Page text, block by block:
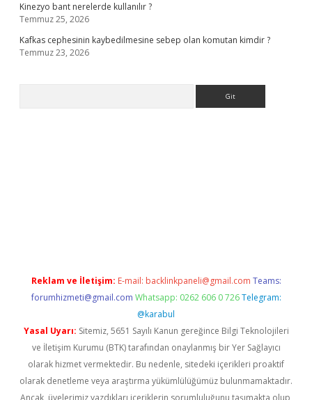
Kinezyo bant nerelerde kullanılır ?
Temmuz 25, 2026
Kafkas cephesinin kaybedilmesine sebep olan komutan kimdir ?
Temmuz 23, 2026
Reklam ve İletişim: E-mail: backlinkpaneli@gmail.com Teams:
forumhizmeti@gmail.com Whatsapp: 0262 606 0 726 Telegram:
@karabul
Yasal Uyarı: Sitemiz, 5651 Sayılı Kanun gereğince Bilgi Teknolojileri
ve İletişim Kurumu (BTK) tarafından onaylanmış bir Yer Sağlayıcı
olarak hizmet vermektedir. Bu nedenle, sitedeki içerikleri proaktif
olarak denetleme veya araştırma yükümlülüğümüz bulunmamaktadır.
Ancak, üyelerimiz yazdıkları içeriklerin sorumluluğunu taşımakta olup,